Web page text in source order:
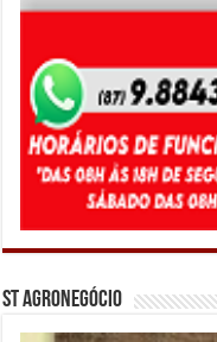
ST Agronegócio